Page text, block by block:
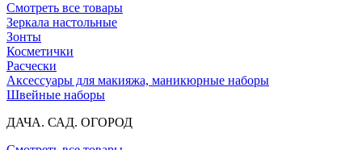
Смотреть все товары
Зеркала настольные
Зонты
Косметички
Расчески
Аксессуары для макияжа, маникюрные наборы
Швейные наборы
ДАЧА. САД. ОГОРОД